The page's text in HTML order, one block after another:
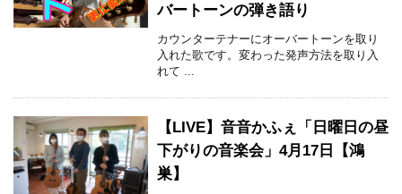
バートーンの弾き語り
カウンターテナーにオーバートーンを取り
入れた歌です。変わった発声方法を取り入
れて ...
【LIVE】音音かふぇ「日曜日の昼
下がりの音楽会」4月17日【鴻
巣】